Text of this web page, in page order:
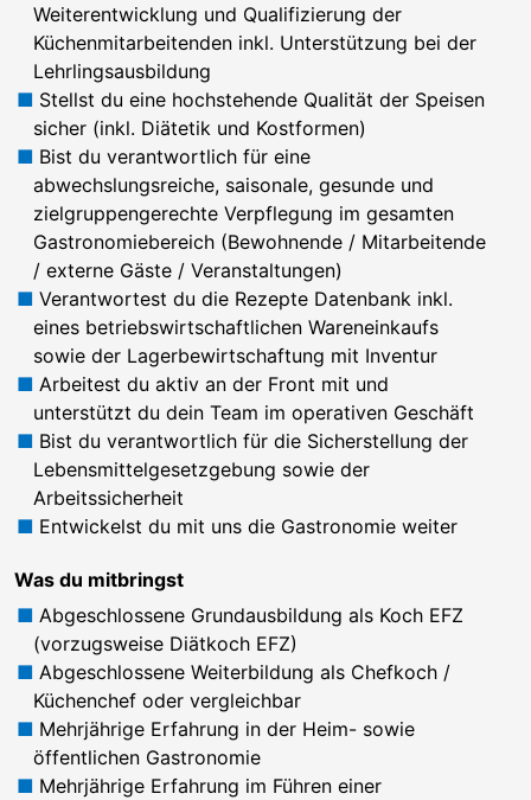
Weiterentwicklung und Qualifizierung der
Küchenmitarbeitenden inkl. Unterstützung bei der
Lehrlingsausbildung
Stellst du eine hochstehende Qualität der Speisen
sicher (inkl. Diätetik und Kostformen)
Bist du verantwortlich für eine
abwechslungsreiche, saisonale, gesunde und
zielgruppengerechte Verpflegung im gesamten
Gastronomiebereich (Bewohnende / Mitarbeitende
/ externe Gäste / Veranstaltungen)
Verantwortest du die Rezepte Datenbank inkl.
eines betriebswirtschaftlichen Wareneinkaufs
sowie der Lagerbewirtschaftung mit Inventur
Arbeitest du aktiv an der Front mit und
unterstützt du dein Team im operativen Geschäft
Bist du verantwortlich für die Sicherstellung der
Lebensmittelgesetzgebung sowie der
Arbeitssicherheit
Entwickelst du mit uns die Gastronomie weiter
Was du mitbringst
Abgeschlossene Grundausbildung als Koch EFZ
(vorzugsweise Diätkoch EFZ)
Abgeschlossene Weiterbildung als Chefkoch /
Küchenchef oder vergleichbar
Mehrjährige Erfahrung in der Heim- sowie
öffentlichen Gastronomie
Mehrjährige Erfahrung im Führen einer